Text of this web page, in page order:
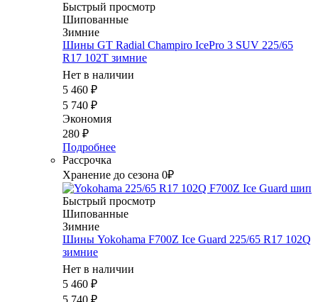
Быстрый просмотр
Шипованные
Зимние
Шины GT Radial Champiro IcePro 3 SUV 225/65
R17 102T зимние
Нет в наличии
5 460 ₽
5 740 ₽
Экономия
280 ₽
Подробнее
Рассрочка
Хранение до сезона 0₽
Быстрый просмотр
Шипованные
Зимние
Шины Yokohama F700Z Ice Guard 225/65 R17 102Q
зимние
Нет в наличии
5 460 ₽